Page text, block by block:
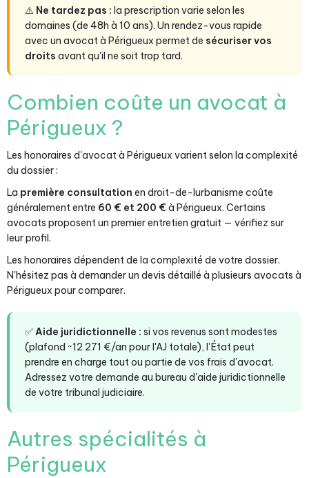
⚠️ Ne tardez pas : la prescription varie selon les
domaines (de 48h à 10 ans). Un rendez-vous rapide
avec un avocat à Périgueux permet de sécuriser vos
droits avant qu'il ne soit trop tard.
Combien coûte un avocat à
Périgueux ?
Les honoraires d'avocat à Périgueux varient selon la complexité
du dossier :
La première consultation en droit-de-lurbanisme coûte
généralement entre 60 € et 200 € à Périgueux. Certains
avocats proposent un premier entretien gratuit — vérifiez sur
leur profil.
Les honoraires dépendent de la complexité de votre dossier.
N'hésitez pas à demander un devis détaillé à plusieurs avocats à
Périgueux pour comparer.
✅Aide juridictionnelle : si vos revenus sont modestes
(plafond ~12 271 €/an pour l'AJ totale), l'État peut
prendre en charge tout ou partie de vos frais d'avocat.
Adressez votre demande au bureau d'aide juridictionnelle
de votre tribunal judiciaire.
Autres spécialités à
Périgueux